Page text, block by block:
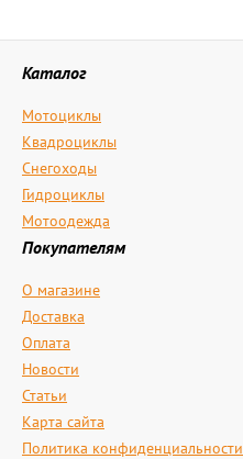
Каталог
Мотоциклы
Квадроциклы
Снегоходы
Гидроциклы
Мотоодежда
Покупателям
О магазине
Доставка
Оплата
Новости
Статьи
Карта сайта
Политика конфиденциальности